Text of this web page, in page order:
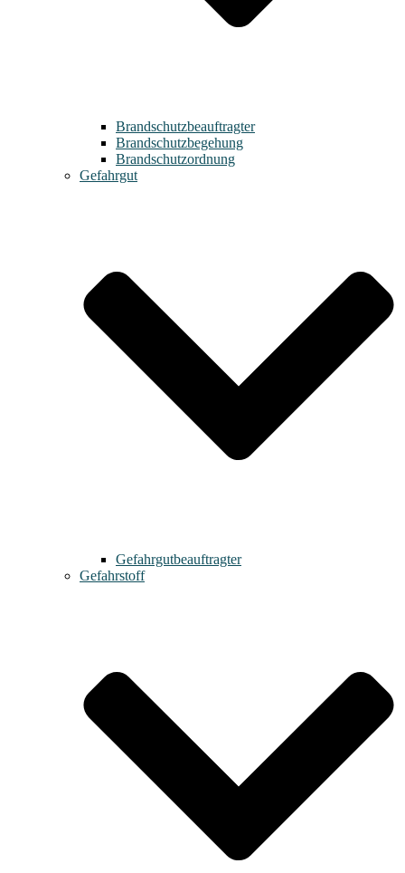
Brandschutzbeauftragter
Brandschutzbegehung
Brandschutzordnung
Gefahrgut
Gefahrgutbeauftragter
Gefahrstoff